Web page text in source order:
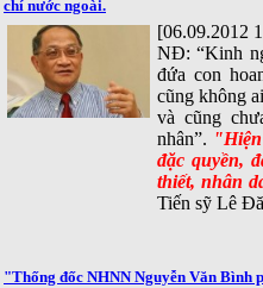
chí nước ngoài.
[06.09.2012
NĐ: “Kinh
đứa con
cũng không
và cũng
nhân”.
đặc quyền,
thiết, nhân
Tiến sỹ Lê
"Thống đốc NHNN Nguyễn Văn Bình